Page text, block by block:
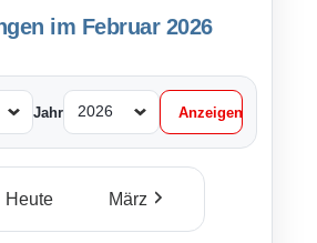
im Februar 2026
Jahr
Heute März